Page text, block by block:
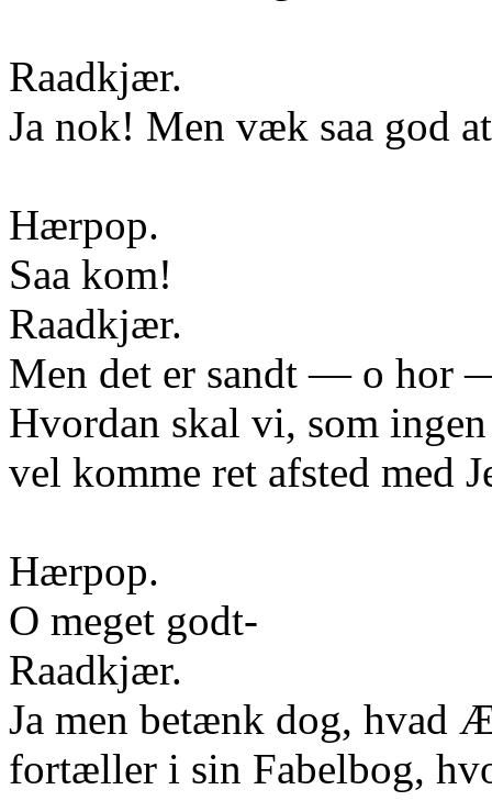
Raadkjær.
Ja nok! Men væk saa god
Hærpop.
Saa kom!
Raadkjær.
Men det er sandt — o
Hvordan skal vi, som
vel komme ret afsted med
Hærpop.
O meget godt-
Raadkjær.
Ja men betænk dog, hvad
fortæller i sin Fabelbog,